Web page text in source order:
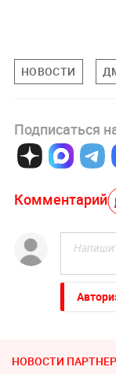
НОВОСТИ
Подписаться
Комментарий
НОВОСТИ